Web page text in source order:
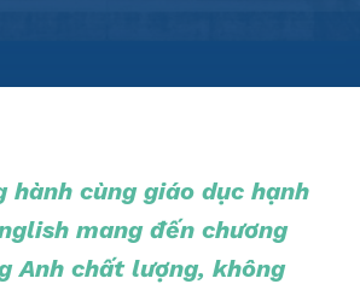
hành cùng giáo dục hạnh
mang đến chương
Anh chất lượng, không